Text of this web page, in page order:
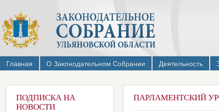
Главная О Законодательном Собрании Деятельность
ПОДПИСКА НА
НОВОСТИ
ПАРЛАМЕНТСКИЙ